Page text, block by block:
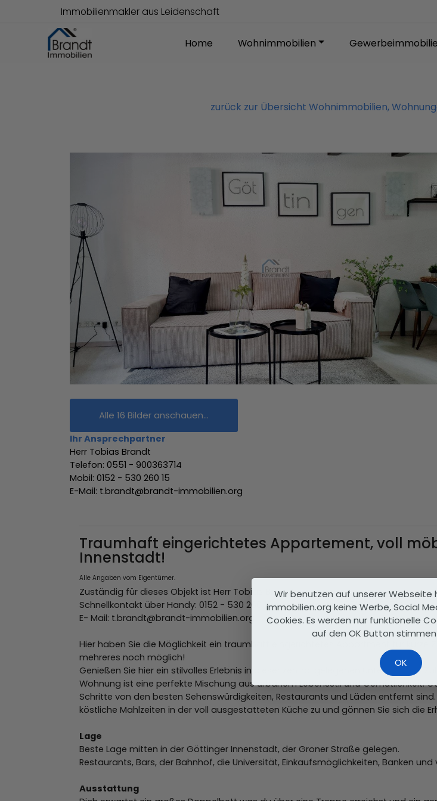
Immobilienmakler aus Leidenschaft
Home Wohnimmobilien
zurück zur Übersicht Wohnimmobilien,
Alle 16 Bilder anschauen...
Ihr Ansprechpartner
Herr Tobias Brandt
Telefon: 0551 - 900363714
Mobil: 0152 - 530 260 15
E-Mail: t.brandt@brandt-immobilien.org
Traumhaft eingerichtetes Appartement, voll
Innenstadt!
Alle Angaben vom Eigentümer.
Zuständig für dieses Objekt ist Herr Tobias Brandt.
Schnellkontakt über Handy: 0152 - 530 260 15 oder Festnetz: 0551900363714
E- Mail: t.brandt@brandt-immobilien.org
Hier haben Sie die Möglichkeit ein traumhaft eingerichtetes Appartment für kurze
mehreres noch möglich!
Genießen Sie hier ein stilvolles Erlebnis in dieser zentral gelegenen Unterkunft. Ihr
Wohnung ist eine perfekte Mischung aus urbanem Lebensstil und Gemütlichkeit.
Schritte von den besten Sehenswürdigkeiten, Restaurants und Läden entfernt
köstliche Mahlzeiten in der voll ausgestatteten Küche zu und gönnen Sie sich die
Lage
Beste Lage mitten in der Göttinger Innenstadt, der Groner Straße gelegen.
Restaurants, Bars, der Bahnhof, die Universität, Einkaufsmöglichkeiten, Banken
Ausstattung
Wir benutzen auf unserer
immobilien.org keine Werbe, Social
Cookies. Es werden nur funktionelle
auf den OK Button stimmen
OK